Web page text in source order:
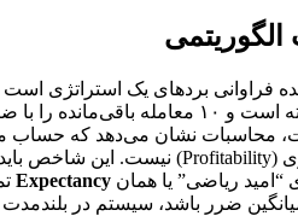
فراوانی بردهای یک استراتژی
محاسبات نشان می‌دهد که حساب
ریاضی” یا همان Expectancy
میانگین ضرر باشد، سیستم در